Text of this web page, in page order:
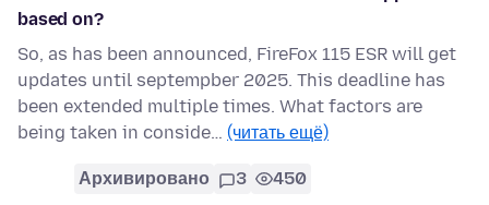
based on?
So, as has been announced, FireFox 115 ESR will get
updates until septempber 2025. This deadline has
been extended multiple times. What factors are
being taken in conside… (читать ещё)
Архивировано 3 450